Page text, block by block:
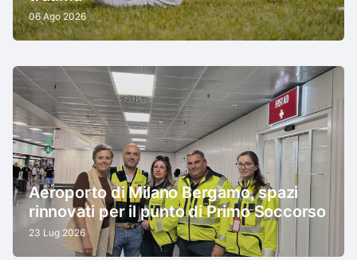
06 Ago 2026
Aeroporto di Milano Bergamo, spazi
rinnovati per il punto di Primo Soccorso
23 Lug 2026